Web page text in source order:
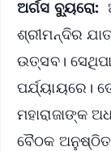
ଅର୍ଗସ ବ୍ୟୁରୋ:
ଶ୍ରୀମନ୍ଦିର
ଉତ୍ସବ।
ପର୍ଯ୍ୟାୟରେ।
ମହାରାଜାଙ୍କ
ବୈଠକ ଅନୁଷ୍ଠିତ